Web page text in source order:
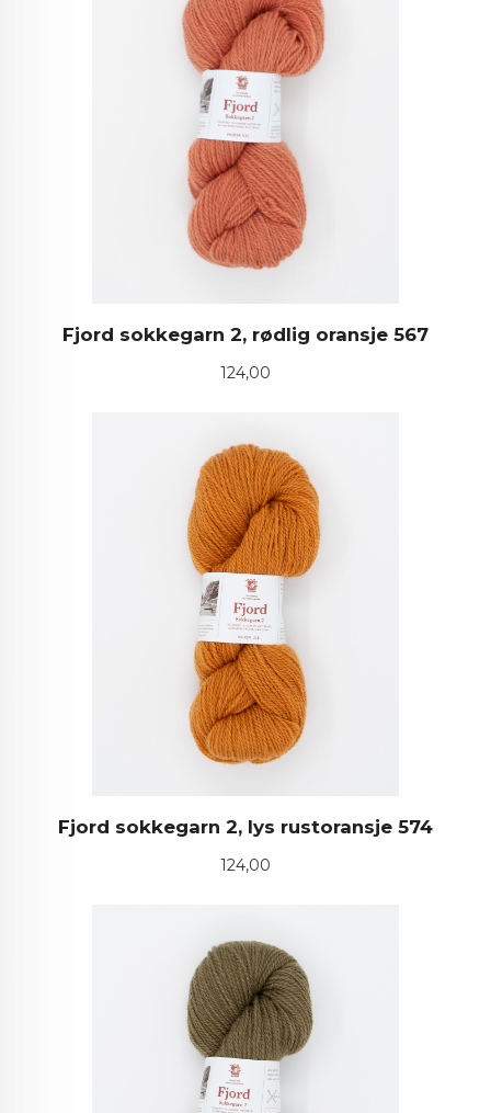
Fjord sokkegarn 2, rødlig oransje 567
Pris
124,00
Fjord sokkegarn 2, lys rustoransje 574
Pris
124,00